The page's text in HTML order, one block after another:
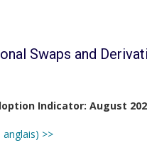
Swaps and
Indicator: August
>>